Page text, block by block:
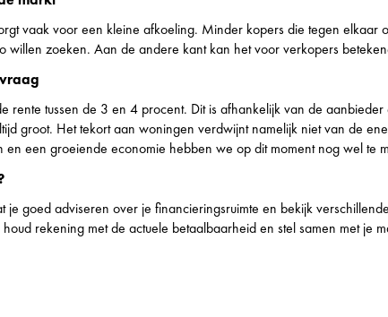
vaak voor een kleine afkoeling. Minder kopers die tegen elkaar
willen zoeken. Aan de andere kant kan het voor verkopers
rente tussen de 3 en 4 procent. Dit is afhankelijk van de
groot. Het tekort aan woningen verdwijnt namelijk niet van de
en een groeiende economie hebben we op dit moment nog wel te
je goed adviseren over je financieringsruimte en bekijk
rekening met de actuele betaalbaarheid en stel samen met je